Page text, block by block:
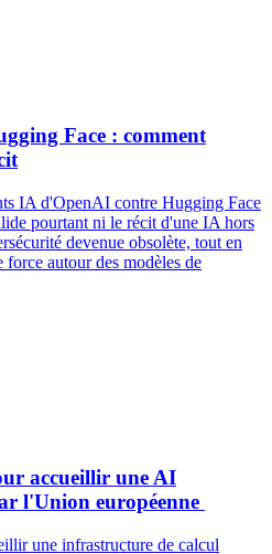
Face : comment
IA d'OpenAI contre Hugging Face
pourtant ni le récit d'une IA hors
devenue obsolète, tout en
autour des modèles de
accueillir une AI
l'Union européenne
une infrastructure de calcul